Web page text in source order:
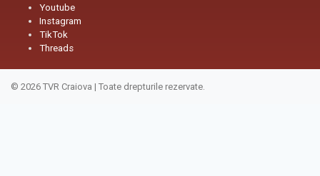
Youtube
Instagram
TikTok
Threads
© 2026 TVR Craiova | Toate drepturile rezervate.